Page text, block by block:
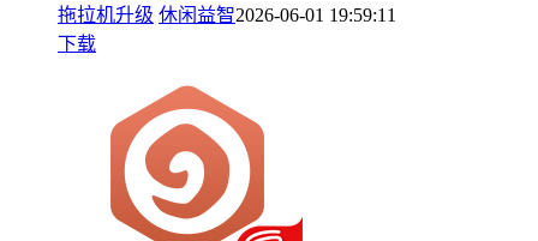
拖拉机升级 休闲益智2026-06-01 19:59:11
下载